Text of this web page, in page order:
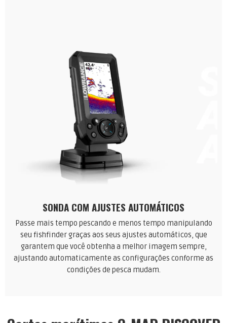
SONDA COM AJUSTES AUTOMÁTICOS
Passe mais tempo pescando e menos tempo manipulando
seu fishfinder graças aos seus ajustes automáticos, que
garantem que você obtenha a melhor imagem sempre,
ajustando automaticamente as configurações conforme as
condições de pesca mudam.